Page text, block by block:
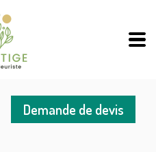
Demande de devis